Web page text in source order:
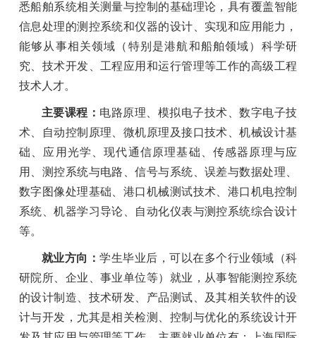
悉船舶系统相关测量与控制的基础理论，具有覆盖智能
信息处理的测控系统和仪器的设计、实现和应用能力，
能够从事相关领域（特别是港航和船舶领域）科学研
究、技术开发、工程应用和运行管理等工作的高级工程
技术人才。
主要课程： 电路原理、模拟电子技术、数字电子技
术、自动控制原理、微机原理及接口技术、机械设计基
础、应用光学、现代通信原理基础、传感器原理与应
用、测控系统与电路、信号与系统、误差与数据处理、
数字图像处理基础、港口机械测试技术、港口机电控制
系统、机器学习导论、自动化仪表与测控系统综合设计
等。
就业方向：学生毕业后，可以在多个行业领域（科
研院所、企业、事业单位等）就业，从事智能测控系统
的设计制造、技术研发、产品测试、及其相关软件的设
计与开发，尤其是相关检测、控制与优化的系统设计开